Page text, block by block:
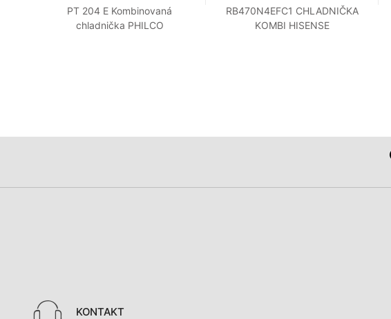
PT 204 E Kombinovaná
chladnička PHILCO
RB470N4EFC1 CHLADNIČKA
KOMBI HISENSE
KONTAKT